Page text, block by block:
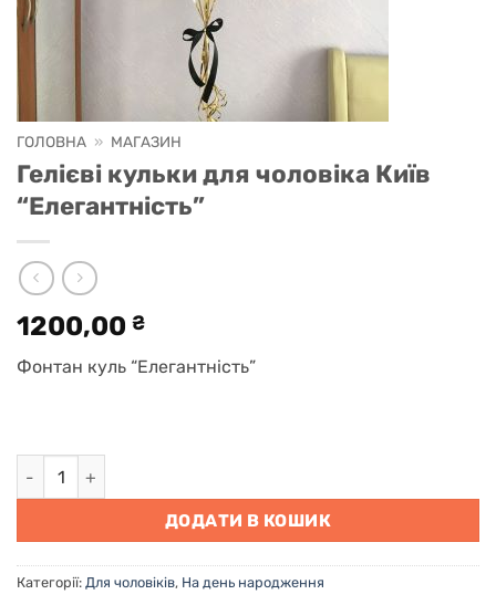
ГОЛОВНА » МАГАЗИН
Гелієві кульки для чоловіка Київ
“Елегантність”
1200,00 ₴
Фонтан куль “Елегантність”
Гелієві кульки для чоловіка Київ "Елегантність" кількість
ДОДАТИ В КОШИК
Категорії: Для чоловіків, На день народження